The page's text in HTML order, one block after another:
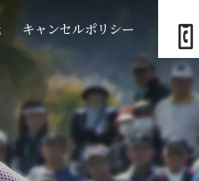
キャンセルポリシー